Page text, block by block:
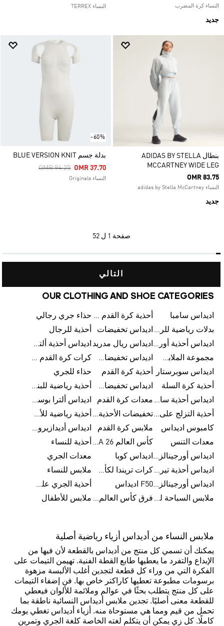
النساء كرة المضرب
جديد
النساء TERREX
بنطال ADIDAS BY STELLA
MCCARTNEY WIDE LEG
OMR 83.75
النساء adidas by Stella McCartney
جديد
-60%
بدلة جسم BLUE VERSION KNIT
Price Reduced From
OMR 94.25ToOMR 37.70
النساء Originals
صفحة 1 ل 52
التالي
OUR CLOTHING AND SHOE CATEGORIES
اديداس سامبا أحذية كرة القدم للرجال حذاء جري رجالي
بدلات رياضية للرجال اديداس تخفيضات
أحذية للرجال
اديداس أحذية أورجينالز اديداس ريال مدريد
اديداس أحذية ألترا بوست للرجال
مجموعة الملابس الرياضية
اديداس تخفيضات للأطفال
كرات كرة القدم للرجال
اديداس سوبرستار
أحذية كرة القدم
حذاء للجري
أحذية كرة السلة
اديداس تخفيضات للرجال
أحذية رياضية للبنات
اديداس أحذية سامبا للنساء معدات كرة القدم
اديداس ألترا بوست
أحذية التزلج على اللوح للرجال
تخفيضات الأحذية للرجال
أحذية رياضية للأطفال
كامبوس اديداس
ملابس كرة القدم
اديداس أديدازيرو معدات الجري
معدات التنس
كأس العالم FIFA 26™ أحذية للنساء
اديداس أورجينالز ملابس للنساء اديداس كوبا
معدات الجري
اديداس أحذية تيريكس
كرات تريندا لكأس العالم FIFA 26™
ملابس للنساء
اديداس أورجينالز صنادل للنساءF50 اديداس
أحذية الجري على الطرق الوعرة للرجال
ملابس السباحة للنساء
فرق كأس العالم FIFA 26™ ملابس للأطفال
ملابس النساء من أديداس أزياء رياضية أصلية
يمكنك أن تسمي كل منتج من أديداس بالقطعة لأن فيها من
الإبداع والتفرد ما يعطيها طابع القطة الفنية. تهيمن التيمات على
الفكرة التي من وراء كل قطعة لتجدين أغلب الألبسة مزهوة
برسومات مطبوعة تعطيها كاراكتر خاص بها. فن إضفاء التيمات
على كل منتج يتطلب بحثًا في عوالم وملائمة للألوان فيعطي
للقطعة معنى أصليًا. تجدين ملابس أديداس النسائية ناطقة بما
تحمل من قيم ومما هي مستوحاة منه. أزياء أديداس تغطي يومك
كاملًا. كل زي يمكن أن يتكلم لغته الخاصة كلغة الجري وتمرين